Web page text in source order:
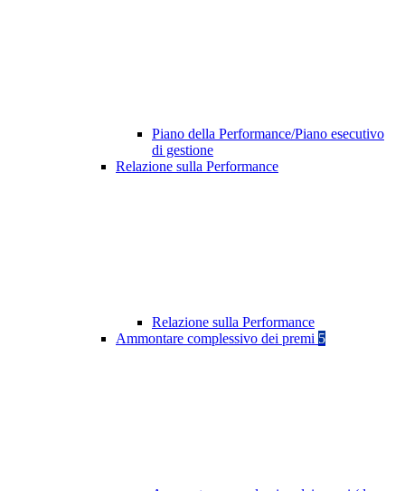
Piano della Performance/Piano esecutivo
di gestione
Relazione sulla Performance
Relazione sulla Performance
Ammontare complessivo dei premi 5